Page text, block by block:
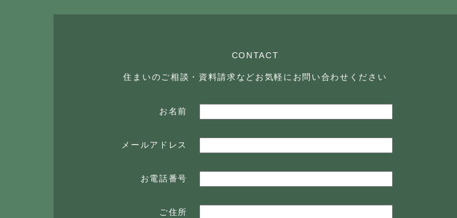
CONTACT
住まいのご相談・資料請求などお気軽に お問い合わせください
お名前
メールアドレス
お電話番号
ご住所